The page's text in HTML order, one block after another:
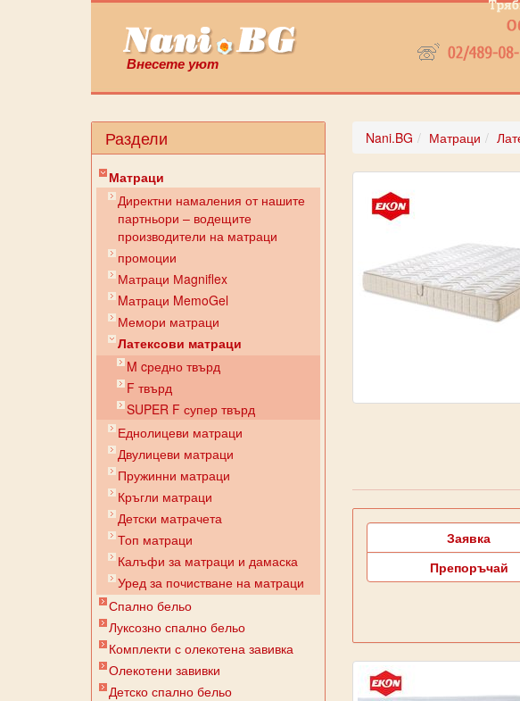
Внесете уют
Раздели
Матраци
Директни намаления от нашите
партньори – водещите
производители на матраци
промоции
Матраци Мagniflex
Mатраци MemoGel
Мемори матраци
Латексови матраци
M cредно твърд
F твърд
SUPER F супер твърд
Еднолицеви матраци
Двулицеви матраци
Пружинни матраци
Кръгли матраци
Детски матрачета
Топ матраци
Калъфи за матраци и дамаска
Уред за почистване на матраци
Спално бельо
Луксозно спално бельо
Комплекти с олекотена завивка
Олекотени завивки
Детско спално бельо
Nani.BG Матраци
Заявка
Препоръчай